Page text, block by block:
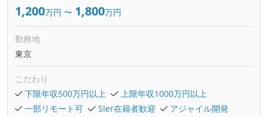
1,200万円 〜 1,800万円
勤務地
東京
こだわり
下限年収500万円以上
上限年収1000万円以上
一部リモート可
SIer在籍者歓迎
アジャイル開発